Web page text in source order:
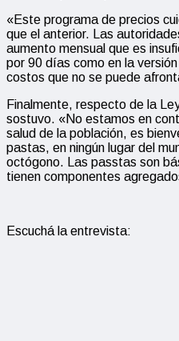
«Este programa de precios
que el anterior. Las
aumento mensual que es
por 90 días como en la
costos que no se puede
Finalmente, respecto de la
sostuvo. «No estamos en
salud de la población, es
pastas, en ningún lugar del
octógono. Las passtas son
tienen componentes
Escuchá la entrevista: